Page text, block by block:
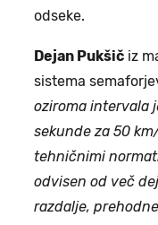
odseke.
Dejan Pukšič iz
sistema
oziroma intervala
sekunde za 50
tehničnimi
odvisen od več
razdalje,